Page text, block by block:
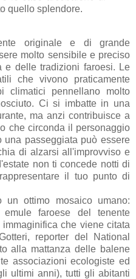
quello splendore.
originale e di grande
molto sensibile e preciso
e delle tradizioni faroesi. Le
che vivono praticamente
climatici pennellano molto
Ci si imbatte in una
ma anzi contribuisce a
che circonda il personaggio
passeggiata può essere
di alzarsi all'improvviso e
non ti concede notti di
il tuo punto di
un ottimo mosaico umano:
emule faroese del tenente
che viene citata
reporter del National
alla mattanza delle balene
associazioni ecologiste ed
ultimi anni), tutti gli abitanti